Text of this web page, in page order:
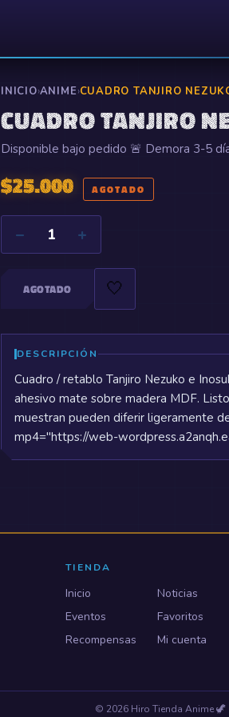
INICIO›ANIME›CUADRO TANJIRO
CUADRO TANJIRO
Disponible bajo pedido 🚨 Demora 3-5
$25.000 AGOTADO
− 1 +
AGOTADO 🤍
DESCRIPCIÓN
Cuadro / retablo Tanjiro Nezuko e
ahesivo mate sobre madera MDF.
muestran pueden diferir ligeramente
mp4="https://web-
TIENDA
Inicio
Noticias
Eventos
Favoritos
Recompensas
Mi cuenta
© 2026 Hiro Tienda Anime🦖